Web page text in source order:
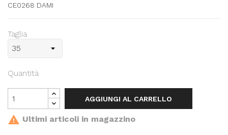
CE0268 DAMI
Taglia
Quantità
AGGIUNGI AL CARRELLO
 Ultimi articoli in magazzino